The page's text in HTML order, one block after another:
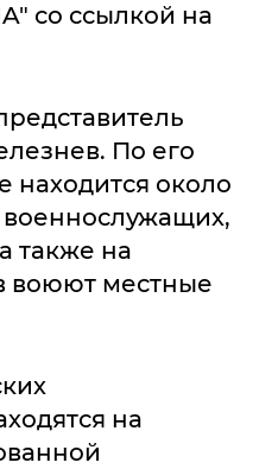
со ссылкой на
По его
находится около
военнослужащих,
также на
воюют местные
на